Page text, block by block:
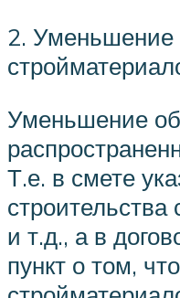
2. Уменьшение
Уменьшение
Т.е. в смете
и т.д., а в
пункт о том,